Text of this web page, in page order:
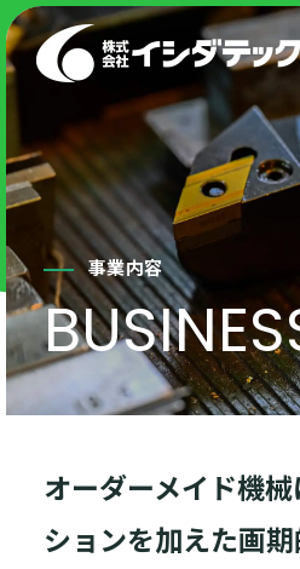
事業内容
オーダーメイド機
ションを加えた画